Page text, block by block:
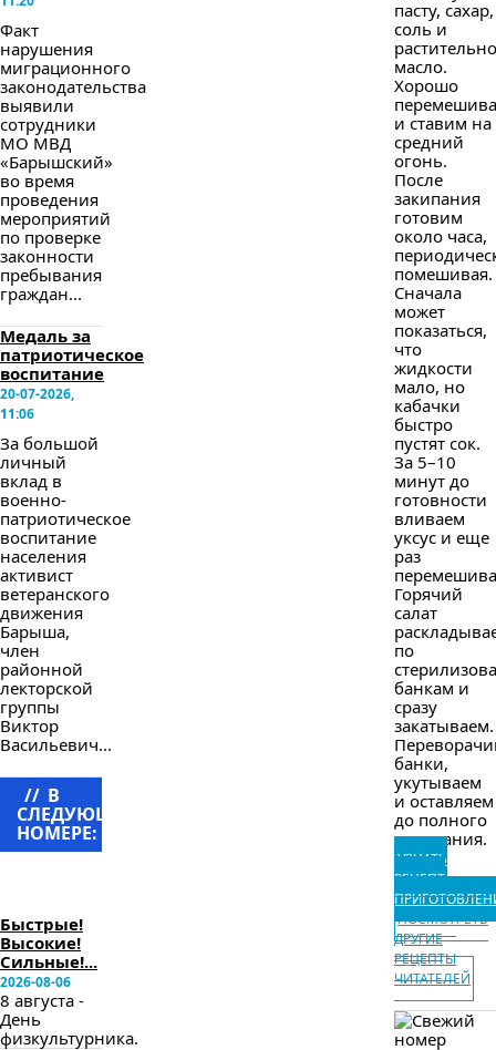
Факт
нарушения
миграционного
законодательства
выявили
сотрудники
МО МВД
«Барышский»
во время
проведения
мероприятий
по проверке
законности
пребывания
граждан...
Медаль за
патриотическое
воспитание
20-07-2026,
11:06
За большой
личный
вклад в
военно-
патриотическое
воспитание
населения
активист
ветеранского
движения
Барыша,
член
районной
лекторской
группы
Виктор
Васильевич...
// В
СЛЕДУЮЩЕМ
НОМЕРЕ:
Быстрые!
Высокие!
Сильные!...
2026-08-06
8 августа -
День
физкультурника.
пасту, сахар,
соль и
масло.
Хорошо
и ставим на
средний
огонь.
После
закипания
готовим
около часа,
помешивая.
Сначала
может
показаться,
что
жидкости
мало, но
кабачки
быстро
пустят сок.
За 5–10
минут до
готовности
вливаем
уксус и еще
раз
Горячий
салат
по
банкам и
сразу
закатываем.
банки,
укутываем
и оставляем
до полного
остывания.
УЗНАТЬ
РЕЦЕПТ
ПОСМОТРЕТЬ
ДРУГИЕ
РЕЦЕПТЫ
ЧИТАТЕЛЕЙ